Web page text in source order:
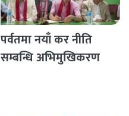
पर्वतमा नयाँ कर नीति
सम्बन्धि अभिमुखिकरण